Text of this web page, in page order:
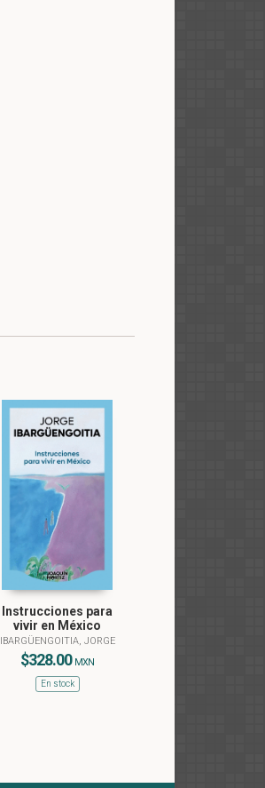
Instrucciones para
vivir en México
IBARGÜENGOITIA, JORGE
$328.00 MXN
En stock